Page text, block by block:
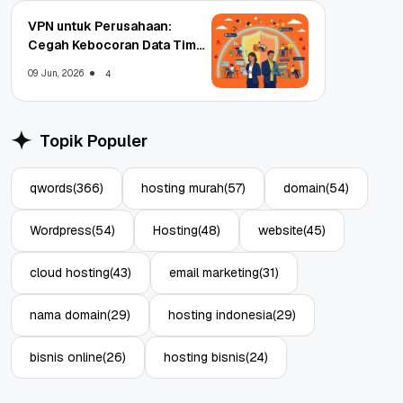
VPN untuk Perusahaan:
Cegah Kebocoran Data Tim
09 Jun, 2026 4
Topik Populer
qwords(366) hosting murah(57) domain(54)
Wordpress(54) Hosting(48) website(45)
cloud hosting(43) email marketing(31)
nama domain(29) hosting indonesia(29)
bisnis online(26) hosting bisnis(24)